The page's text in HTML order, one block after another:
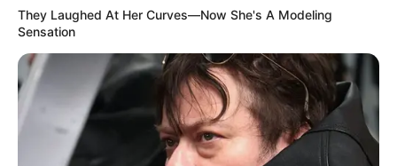
They Laughed At Her Curves—Now She's A Modeling
Sensation